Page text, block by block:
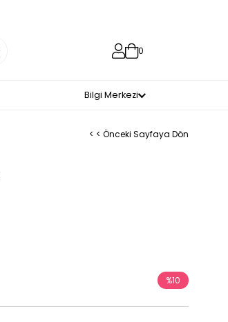
0
Bilgi Merkezi
< < Önceki Sayfaya Dön
%10